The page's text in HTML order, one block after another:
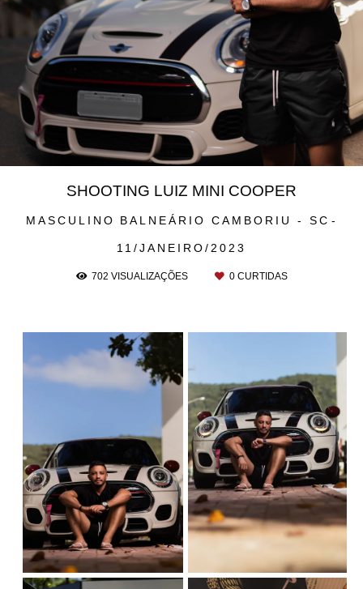
MASCULINO BALNEÁRIO CAMBORIU - SC
11/JANEIRO/2023
SHOOTING LUIZ MINI COOPER
702 VISUALIZAÇÕES 0CURTIDAS